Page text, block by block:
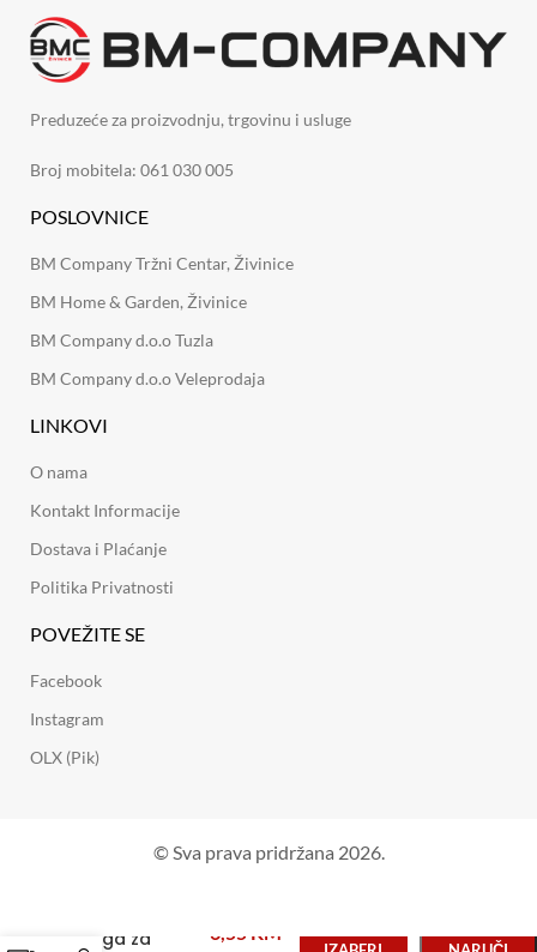
Preduzeće za proizvodnju, trgovinu i usluge
Broj mobitela: 061 030 005
POSLOVNICE
BM Company Tržni Centar, Živinice
BM Home & Garden, Živinice
BM Company d.o.o Tuzla
BM Company d.o.o Veleprodaja
LINKOVI
O nama
Kontakt Informacije
Dostava i Plaćanje
Politika Privatnosti
POVEŽITE SE
Facebook
Instagram
OLX (Pik)
© Sva prava pridržana 2026.
Noga za
6,55 KM